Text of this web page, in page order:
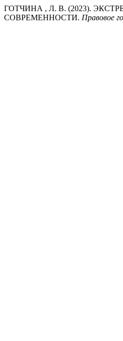
ГОТЧИНА , Л. В. (2023).
СОВРЕМЕННОСТИ. Правовое